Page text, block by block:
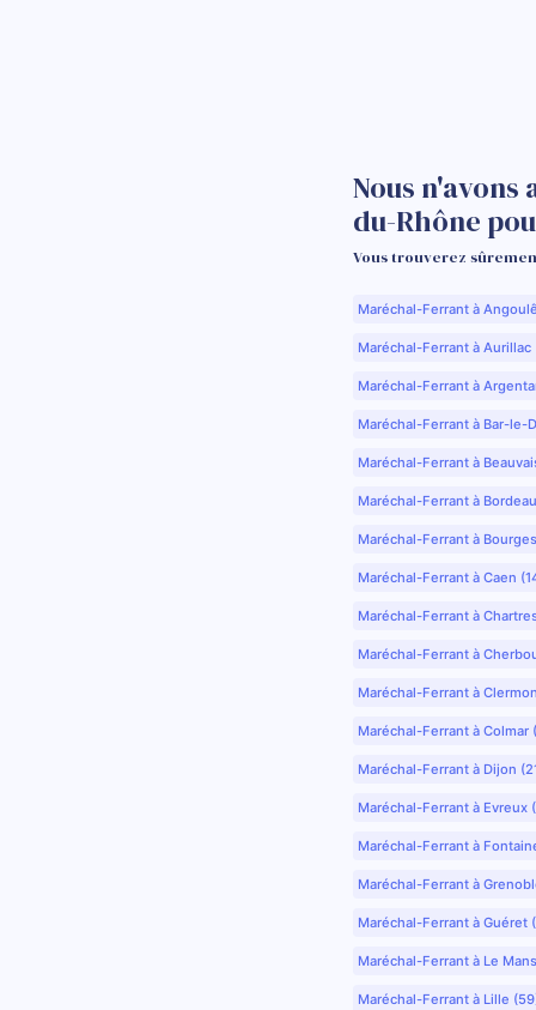
Nous
du-Rhône
Vous trouverez
Maréchal-Ferrant à
Maréchal-Ferrant à Aurillac
Maréchal-Ferrant à
Maréchal-Ferrant à Bar-le-
Maréchal-Ferrant à
Maréchal-Ferrant à
Maréchal-Ferrant à
Maréchal-Ferrant à Caen
Maréchal-Ferrant à
Maréchal-Ferrant à
Maréchal-Ferrant à
Maréchal-Ferrant à Colmar
Maréchal-Ferrant à Dijon
Maréchal-Ferrant à Evreux
Maréchal-Ferrant à
Maréchal-Ferrant à
Maréchal-Ferrant à Guéret
Maréchal-Ferrant à Le
Maréchal-Ferrant à Lille